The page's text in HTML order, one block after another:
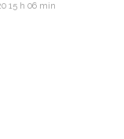
15 h 06 min